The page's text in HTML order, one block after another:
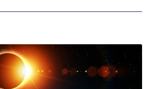
Conciertos a los Chiringuitos